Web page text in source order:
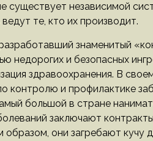
существует независимой
те, кто их производит.
знаменитый
недорогих и безопасных
здравоохранения. В
контролю и профилактике
большой в стране
заключают
они загребают кучу